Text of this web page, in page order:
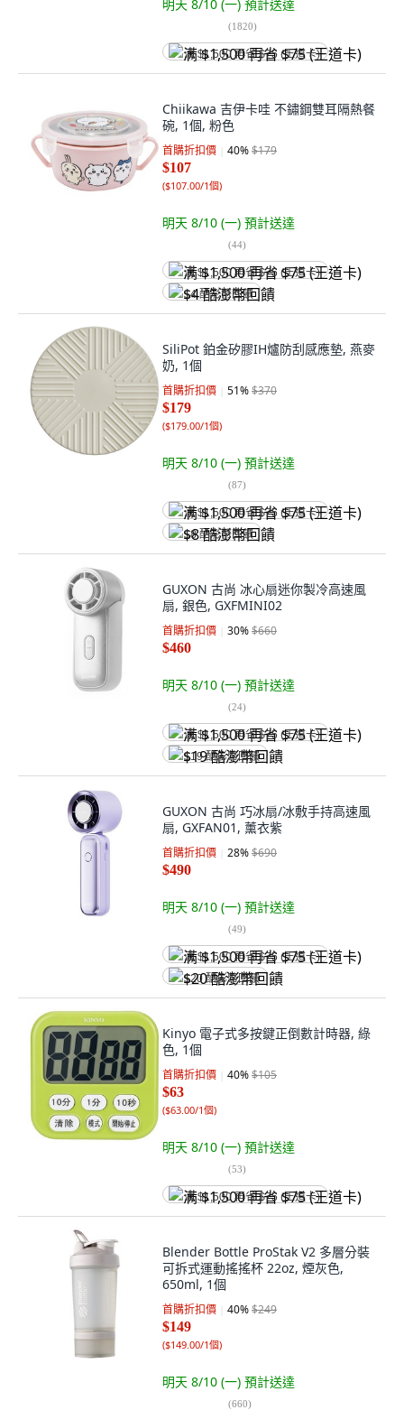
明天 8/10 (一) 預計送達
(1820)
满 $1,500 再省 $75 (王道卡)
Chiikawa 吉伊卡哇 不鏽鋼雙耳隔熱餐
碗, 1個, 粉色
首購折扣價 40%$179
$107
($107.00/1個)
明天 8/10 (一) 預計送達
(44)
满 $1,500 再省 $75 (王道卡)
$4 酷澎幣回饋
SiliPot 鉑金矽膠IH爐防刮感應墊, 燕麥
奶, 1個
首購折扣價 51%$370
$179
($179.00/1個)
明天 8/10 (一) 預計送達
(87)
满 $1,500 再省 $75 (王道卡)
$8 酷澎幣回饋
GUXON 古尚 冰心扇迷你製冷高速風
扇, 銀色, GXFMINI02
首購折扣價 30%$660
$460
明天 8/10 (一) 預計送達
(24)
满 $1,500 再省 $75 (王道卡)
$19 酷澎幣回饋
GUXON 古尚 巧冰扇/冰敷手持高速風
扇, GXFAN01, 薰衣紫
首購折扣價 28%$690
$490
明天 8/10 (一) 預計送達
(49)
满 $1,500 再省 $75 (王道卡)
$20 酷澎幣回饋
Kinyo 電子式多按鍵正倒數計時器, 綠
色, 1個
首購折扣價 40%$105
$63
($63.00/1個)
明天 8/10 (一) 預計送達
(53)
满 $1,500 再省 $75 (王道卡)
Blender Bottle ProStak V2 多層分裝
可拆式運動搖搖杯 22oz, 煙灰色,
650ml, 1個
首購折扣價 40%$249
$149
($149.00/1個)
明天 8/10 (一) 預計送達
(660)